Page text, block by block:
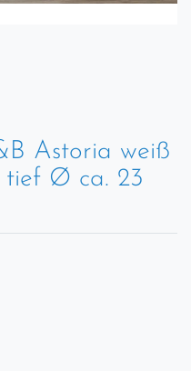
Astoria weiß
tief Ø ca. 23